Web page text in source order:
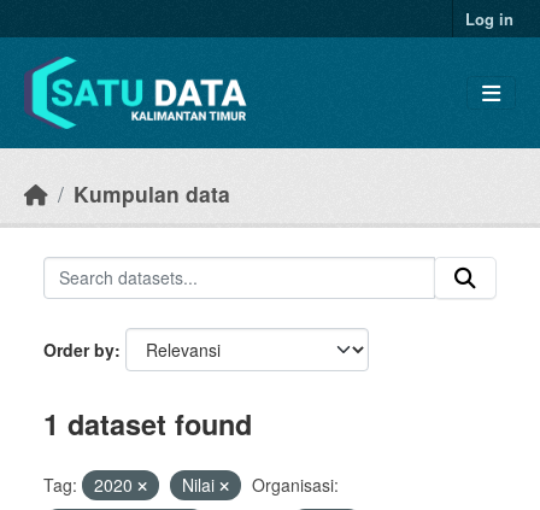
Log in
Kumpulan data
Order by
1 dataset found
Tag: 2020 Nilai
Organisasi: